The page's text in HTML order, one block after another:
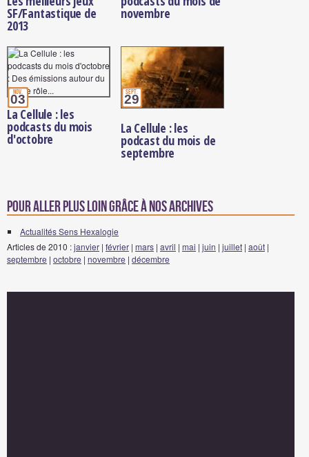
SF/Fantastique de
2013
novembre
nov.
03
La Cellule : les
podcasts du mois
d'octobre
sept.
29
La Cellule : les
podcast du mois de
septembre
Pour aller plus loin grâce à nos archives
Actualités Sens Hexalogie
Articles de 2010 :janvier | février | mars | avril | mai | juin | juillet | août |
septembre | octobre | novembre | décembre